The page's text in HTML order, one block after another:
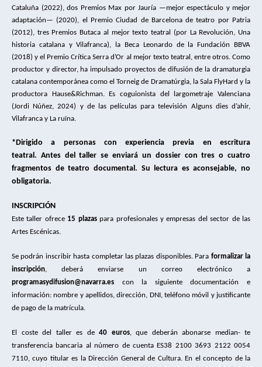
Cataluña (2022), dos Premios Max por Jauría —mejor espectáculo y mejor
adaptación— (2020), el Premio Ciudad de Barcelona de teatro por Patria
(2012), tres Premios Butaca al mejor texto teatral (por La Revolución, Una
historia catalana y Vilafranca), la Beca Leonardo de la Fundación BBVA
(2018) y el Premio Crítica Serra d’Or al mejor texto teatral, entre otros. Como
productor y director, ha impulsado proyectos de difusión de la dramaturgia
catalana contemporánea como el Torneig de Dramatúrgia, la Sala FlyHard y la
productora Hause&Richman. Es coguionista del largometraje Valenciana
(Jordi Núñez, 2024) y de las películas para televisión Alguns dies d’ahir,
Vilafranca y La ruïna.
*Dirigido a personas con experiencia previa en escritura
teatral. Antes del taller se enviará un dossier con tres o cuatro
fragmentos de teatro documental. Su lectura es aconsejable, no
obligatoria.
INSCRIPCIÓN
Este taller ofrece 15 plazaspara profesionales y empresas del sector de las
Artes Escénicas.
Se podrán inscribir hasta completar las plazas disponibles. Para formalizar la
inscripción, deberá enviarse un correo electrónico a
programasydifusion@navarra.es con la siguiente documentación e
información: nombre y apellidos, dirección, DNI, teléfono móvil y justificante
de pago de la matrícula.
El coste del taller es de 40 euros, que deberán abonarse median- te
transferencia bancaria al número de cuenta ES38 2100 3693 2122 0054
7110, cuyo titular es la Dirección General de Cultura. En el concepto de la